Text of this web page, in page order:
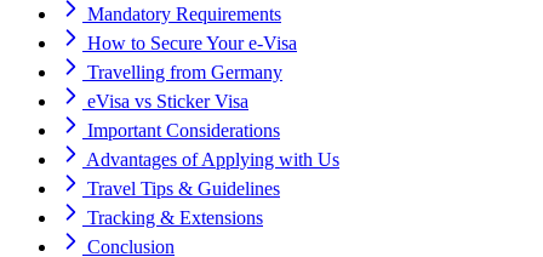
Mandatory Requirements
How to Secure Your e-Visa
Travelling from Germany
eVisa vs Sticker Visa
Important Considerations
Advantages of Applying with Us
Travel Tips & Guidelines
Tracking & Extensions
Conclusion